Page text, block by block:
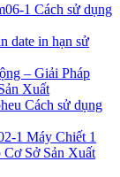
Cách sử dụng
date in hạn sử
– Giải Pháp
Xuất
Cách sử dụng
Máy Chiết 1
Sở Sản Xuất